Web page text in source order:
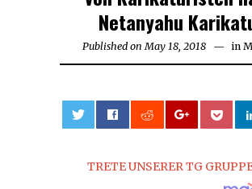
Netanyahu
Published on May 18, 2018 May in
TRETE UNSERER TG